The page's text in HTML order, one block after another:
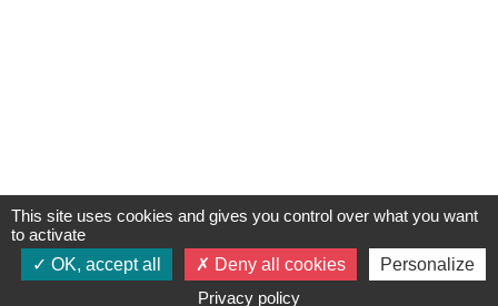
This site uses cookies and gives you control over what you want
to activate
OK, accept all
Deny all cookies
Personalize
Privacy policy